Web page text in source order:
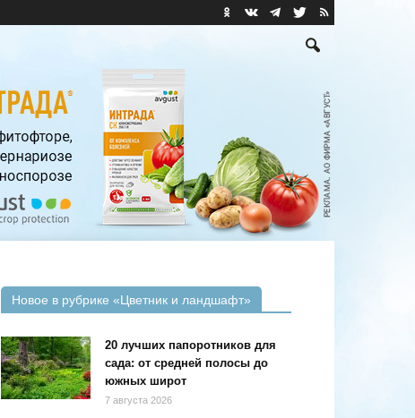
Новое в рубрике «Цветник и ландшафт»
20 лучших папоротников для
сада: от средней полосы до
южных широт
7 августа 2026